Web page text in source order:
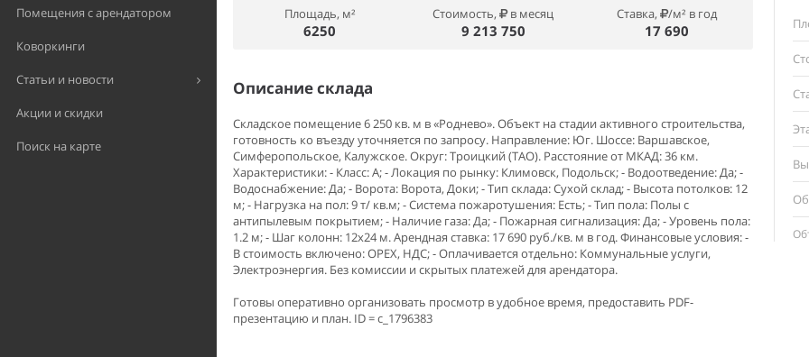
Помещения с арендатором
Коворкинги
Статьи и новости
Акции и скидки
Поиск на карте
Площадь, м²
6250
Стоимость, в месяц
9 213 750
Ставка, /м² в год
17 690
Описание склада
Складское помещение 6 250 кв. м в «Роднево». Объект на стадии активного строительства,
готовность ко въезду уточняется по запросу. Направление: Юг. Шоссе: Варшавское,
Симферопольское, Калужское. Округ: Троицкий (ТАО). Расстояние от МКАД: 36 км.
Характеристики: - Класс: A; - Локация по рынку: Климовск, Подольск; - Водоотведение: Да; -
Водоснабжение: Да; - Ворота: Ворота, Доки; - Тип склада: Сухой склад; - Высота потолков: 12
м; - Нагрузка на пол: 9 т/ кв.м; - Система пожаротушения: Есть; - Тип пола: Полы с
антипылевым покрытием; - Наличие газа: Да; - Пожарная сигнализация: Да; - Уровень пола:
1.2 м; - Шаг колонн: 12x24 м. Арендная ставка: 17 690 руб./кв. м в год. Финансовые условия: -
В стоимость включено: OPEX, НДС; - Оплачивается отдельно: Коммунальные услуги,
Электроэнергия. Без комиссии и скрытых платежей для арендатора.
Готовы оперативно организовать просмотр в удобное время, предоставить PDF-
презентацию и план. ID = c_1796383